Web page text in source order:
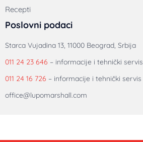
Recepti
Poslovni podaci
Starca Vujadina 13, 11000 Beograd, Srbija
011 24 23 646 – informacije i tehnički servis
011 24 16 726 – informacije i tehnički servis
office@lupomarshall.com